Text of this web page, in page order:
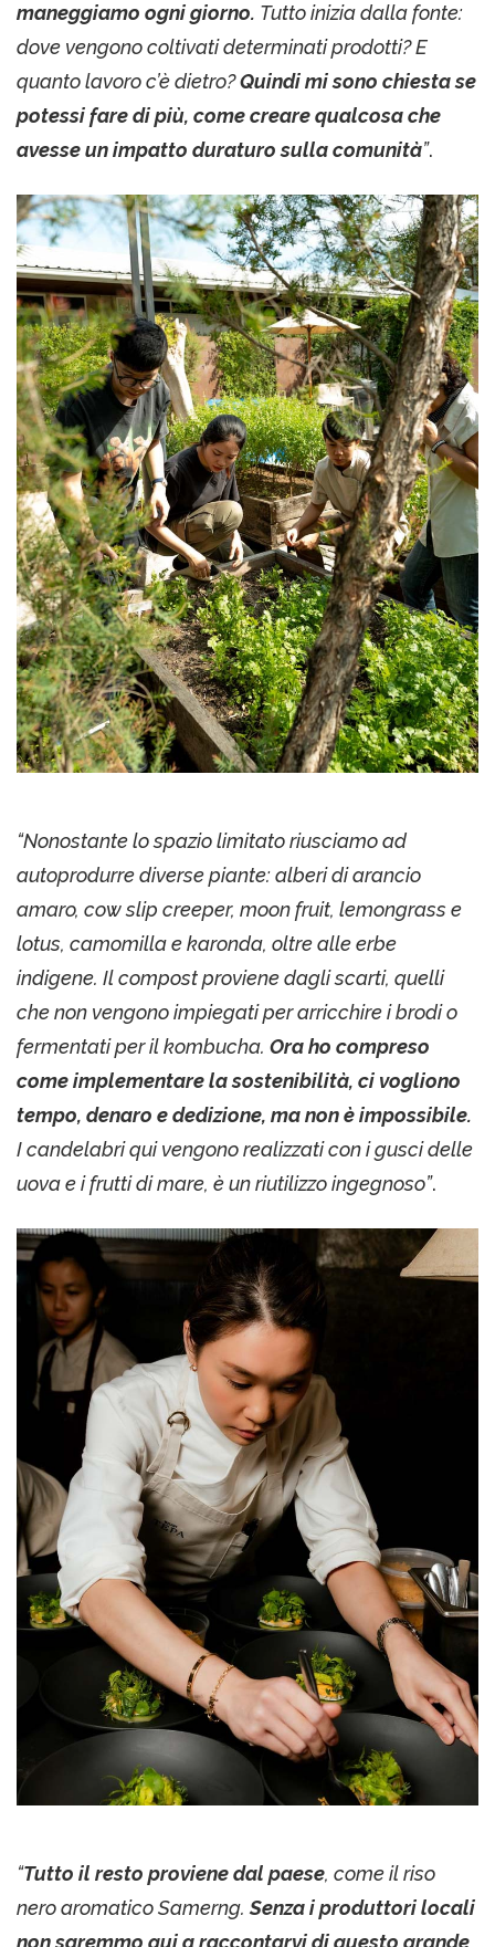
maneggiamo ogni giorno. Tutto inizia dalla fonte:
dove vengono coltivati determinati prodotti? E
quanto lavoro c’è dietro?Quindi mi sono chiesta se
potessi fare di più, come creare qualcosa che
avesse un impatto duraturo sulla comunità”.
“Nonostante lo spazio limitato riusciamo ad
autoprodurre diverse piante: alberi di arancio
amaro, cow slip creeper, moon fruit, lemongrass e
lotus, camomilla e karonda, oltre alle erbe
indigene. Il compost proviene dagli scarti, quelli
che non vengono impiegati per arricchire i brodi o
fermentati per il kombucha. Ora ho compreso
come implementare la sostenibilità, ci vogliono
tempo, denaro e dedizione, ma non è impossibile.
I candelabri qui vengono realizzati con i gusci delle
uova e i frutti di mare, è un riutilizzo ingegnoso”.
“Tutto il resto proviene dal paese, come il riso
nero aromatico Samerng.Senza i produttori locali
non saremmo qui a raccontarvi di questo grande